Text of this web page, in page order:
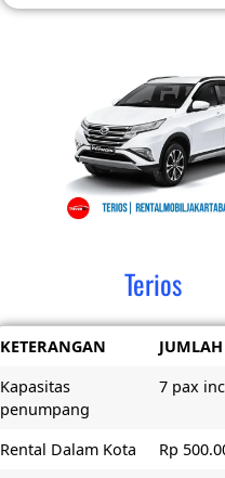
Terios
KETERANGAN
JUMLAH
Kapasitas
penumpang
7 pax
Rental Dalam Kota
Rp